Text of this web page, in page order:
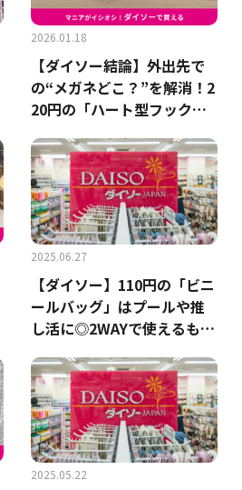
2026.01.18
【ダイソー結論】外出先で
の“メガネどこ？”を解消！2
20円の「ハート型フック」
2025.06.27
【ダイソー】110円の「ビニ
ールバッグ」はプールや推
し活に◎2WAYで使えるもの
2025.05.22